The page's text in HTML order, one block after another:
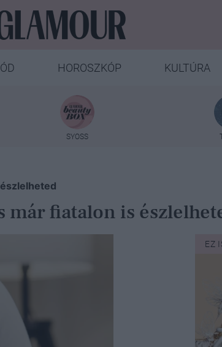
HOROSZKÓP KULTÚRA
SYOSS
már fiatalon is
EZ